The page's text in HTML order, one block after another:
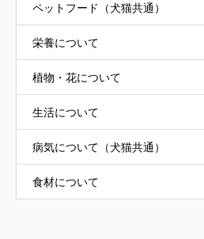
ペットフード（犬猫共通）
栄養について
植物・花について
生活について
病気について（犬猫共通）
食材について